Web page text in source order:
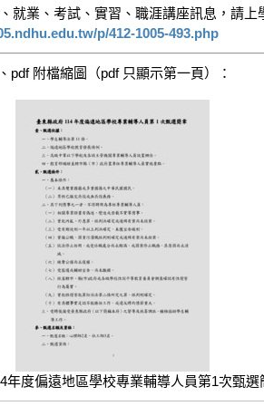
p/412-1005-493.php
pdf 附檔縮圖（pdf 只顯示第一頁）：
年度偏遠地區學校專業輔導人員第1次甄選